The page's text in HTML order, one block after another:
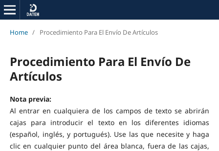
Home / Procedimiento Para El Envío De Artículos
Procedimiento Para El Envío De
Artículos
Nota previa:
Al entrar en cualquiera de los campos de texto se abrirán
cajas para introducir el texto en los diferentes idiomas
(español, inglés, y portugués). Use las que necesite y haga
clic en cualquier punto del área blanca, fuera de las cajas,